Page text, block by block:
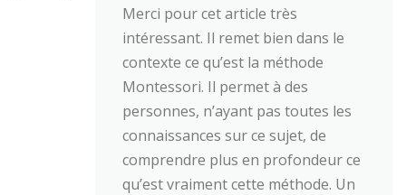
Merci pour cet article très
intéressant. Il remet bien dans le
contexte ce qu’est la méthode
Montessori. Il permet à des
personnes, n’ayant pas toutes les
connaissances sur ce sujet, de
comprendre plus en profondeur ce
qu’est vraiment cette méthode. Un